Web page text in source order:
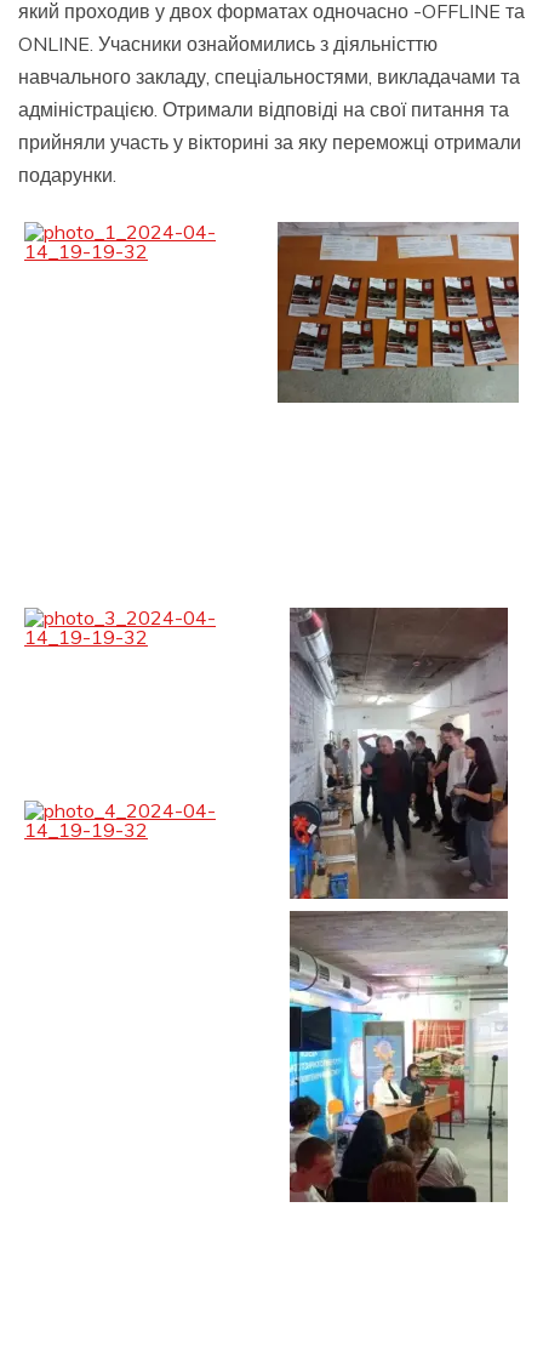
який проходив у двох форматах одночасно -OFFLINE та
ONLINE. Учасники ознайомились з діяльністтю
навчального закладу, спеціальностями, викладачами та
адміністрацією. Отримали відповіді на свої питання та
прийняли участь у вікторині за яку переможці отримали
подарунки.